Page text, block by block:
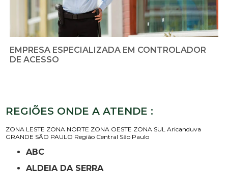
EMPRESA ESPECIALIZADA EM CONTROLADOR
DE ACESSO
REGIÕES ONDE A ATENDE :
ZONA LESTE ZONA NORTE ZONA OESTE ZONA SUL Aricanduva
GRANDE SÃO PAULO Região Central São Paulo
ABC
ALDEIA DA SERRA